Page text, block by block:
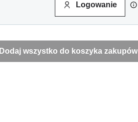
Logowanie
Dodaj wszystko do koszyka zakupów